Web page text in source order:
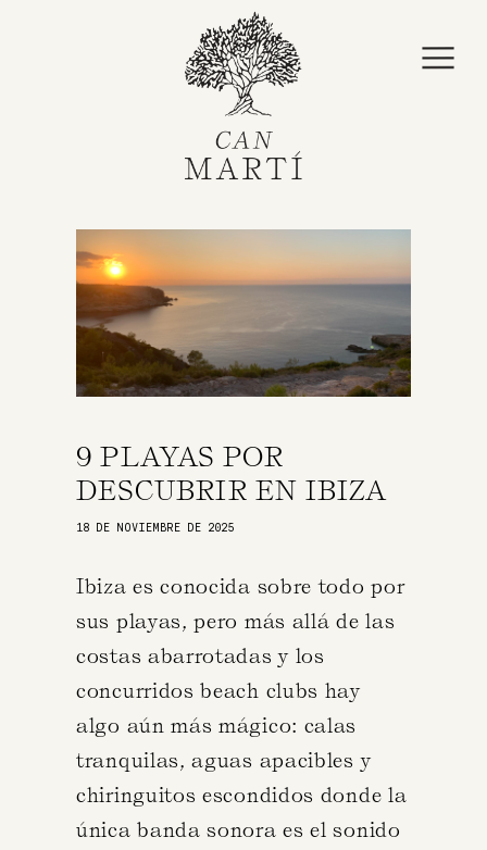
9 PLAYAS POR
DESCUBRIR EN IBIZA
18 DE NOVIEMBRE DE 2025
Ibiza es conocida sobre todo por
sus playas, pero más allá de las
costas abarrotadas y los
concurridos beach clubs hay
algo aún más mágico: calas
tranquilas, aguas apacibles y
chiringuitos escondidos donde la
única banda sonora es el sonido